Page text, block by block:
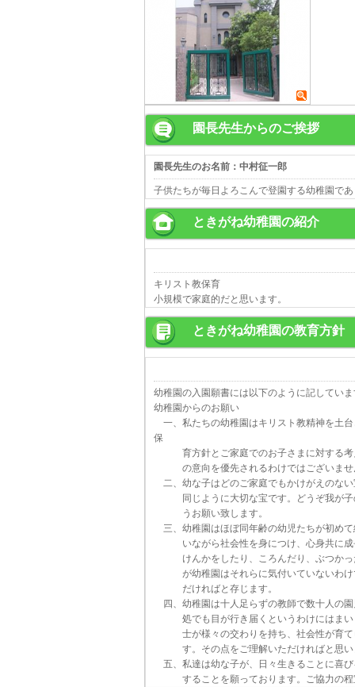
園長先生からのご挨拶
園長先生のお名前：中村征一郎
子供たちが毎日よろこんで登園する幼稚園であ
ときがね幼稚園の紹介
キリスト教保育
小規模で家庭的だと思います。
ときがね幼稚園の教育方針
幼稚園の入園願書には以下のように記していま
幼稚園からのお願い
一、私たちの幼稚園はキリスト教精神を土
保
育方針とご家庭でのお子さまに対する考
の意向を優先されるわけではございませ
二、幼な子はどのご家庭でもかけがえのな
同じように大切な宝です。どうぞ我が子の
うお願い致します。
三、幼稚園はほぼ同年齢の幼児たちが初め
いながら社会性を身につけ、心身共に成長
けんかをしたり、ころんだり、ぶつかっ
が幼稚園はそれらに気付いていないわけ
だければと存じます。
四、幼稚園は十人足らずの教師で数十人の
処でも目が行き届くというわけにはまいり
士が様々の交わりを持ち、社会性が育てら
す。その点をご理解いただければと思い
五、私達は幼な子が、日々生きることに喜
することを願っております。ご協力の程